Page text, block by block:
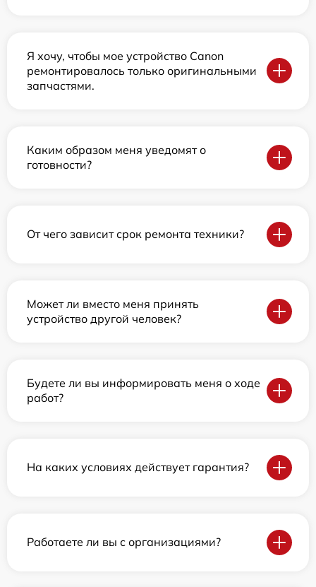
Я хочу, чтобы мое устройство Canon
ремонтировалось только оригинальными
запчастями.
Каким образом меня уведомят о
готовности?
От чего зависит срок ремонта техники?
Может ли вместо меня принять
устройство другой человек?
Будете ли вы информировать меня о ходе
работ?
На каких условиях действует гарантия?
Работаете ли вы с организациями?